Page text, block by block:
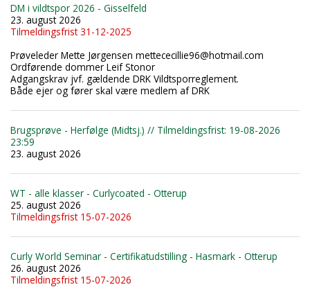
DM i vildtspor 2026 - Gisselfeld
23. august 2026
Tilmeldingsfrist 31-12-2025
Prøveleder Mette Jørgensen mettececillie96@hotmail.com
Ordførende dommer Leif Stonor
Adgangskrav jvf. gældende DRK Vildtsporreglement.
Både ejer og fører skal være medlem af DRK
Brugsprøve - Herfølge (Midtsj.) // Tilmeldingsfrist: 19-08-2026
23:59
23. august 2026
WT - alle klasser - Curlycoated - Otterup
25. august 2026
Tilmeldingsfrist 15-07-2026
Curly World Seminar - Certifikatudstilling - Hasmark - Otterup
26. august 2026
Tilmeldingsfrist 15-07-2026